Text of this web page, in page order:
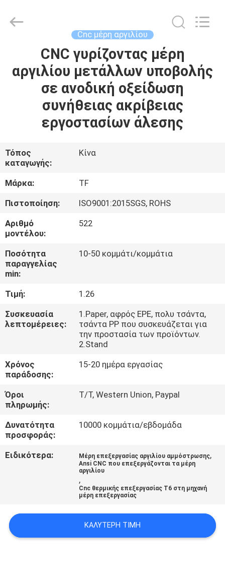
ΠΡΟΪΌΝΤΑ
ΣΧΕΤΙΚΆ
ΕΜΆΣ
ΕΠΙΣΚΈΨΕΙΣ
ΣΤΟ
ΕΡΓΟΣΤΆΣΙΟ
ΈΛΕΓΧΟΣ
ΠΟΙΌΤΗΤΑΣ
ΕΠΙΚΟΙΝΩΝΉΣΤΕ
ΜΑΖΊ
ΕΙΔΉΣΕΙΣ
ΖΗΤΉΣΤΕ
ΠΡΟΣΦΟΡΆ
ΧΆΡΤΗΣ
ΙΣΤΟΣΕΛΊΔΑΣ
ΠΟΛΙΤΙΚΉ
ΑΠΟΡΡΉΤΟΥ
Tuofa
Technology
Cnc μέρη αργιλίου
CNC γυρίζοντας μέρη
αργιλίου μετάλλων υποβολής
σε ανοδική οξείδωση
συνήθειας ακρίβειας
εργοστασίων άλεσης
Τόπος
καταγωγής:
Κίνα
Μάρκα:
TF
Πιστοποίηση:
ISO9001:2015SGS, ROHS
Αριθμό
μοντέλου:
522
Ποσότητα
παραγγελίας
min:
10-50 κομμάτι/κομμάτια
Τιμή:
1.26
Συσκευασία
λεπτομέρειες:
1.Paper, αφρός EPE, πολυ τσάντα,
τσάντα PP που συσκευάζεται για
την προστασία των προϊόντων.
2.Stand
Χρόνος
παράδοσης:
15-20 ημέρα εργασίας
Όροι
πληρωμής:
T/T, Western Union, Paypal
Δυνατότητα
προσφοράς:
10000 κομμάτια/εβδομάδα
Ειδικότερα: Μέρη επεξεργασίας αργιλίου αμμόστρωσης,
Ansi CNC που επεξεργάζονται τα μέρη
αργιλίου
,
Cnc θερμικής επεξεργασίας T6 στη μηχανή
μέρη επεξεργασίας
ΚΑΛΎΤΕΡΗ ΤΙΜΉ